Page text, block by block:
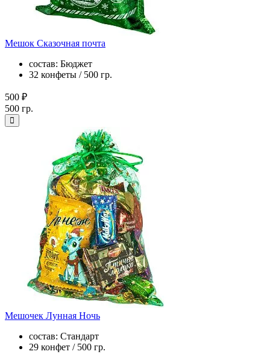
Мешок Сказочная почта
состав: Бюджет
32 конфеты / 500 гр.
500 ₽
500 гр.
Мешочек Лунная Ночь
состав: Стандарт
29 конфет / 500 гр.